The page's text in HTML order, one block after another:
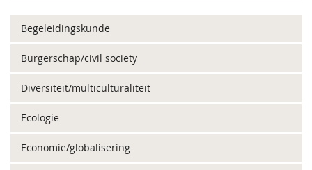
Begeleidingskunde
Burgerschap/civil society
Diversiteit/multiculturaliteit
Ecologie
Economie/globalisering